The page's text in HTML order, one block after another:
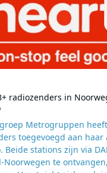
radiozenders in
Metrogruppen
toegevoegd aan haar
Beide stations zijn via
Noorwegen te